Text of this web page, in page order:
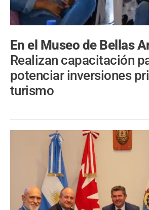
En el Museo de Bellas
Realizan capacitación
potenciar inversiones
turismo